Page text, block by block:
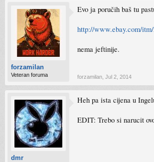
forzamilan
Veteran foruma
Evo ja poručih baš tu
http://www.ebay.com/
nema jeftinije.
forzamilan Jul 2, 2014
dmr
Heh pa ista cijena u
EDIT: Trebo si narucit